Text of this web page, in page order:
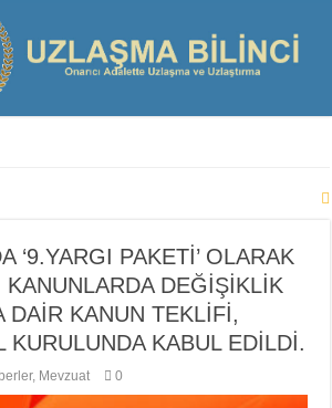
‘9.YARGI PAKETİ’ OLARAK
DEĞİŞİKLİK
DAİR KANUN TEKLİFİ,
KURULUNDA KABUL EDİLDİ.
, Mevzuat 0